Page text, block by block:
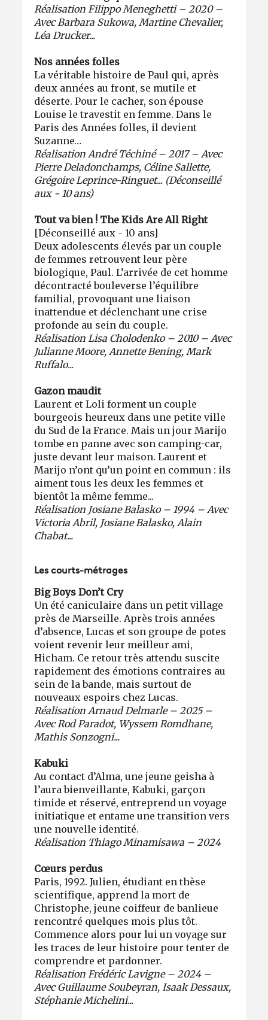
Réalisation Filippo Meneghetti – 2020 –
Avec Barbara Sukowa, Martine Chevalier,
Léa Drucker...
Nos années folles
La véritable histoire de Paul qui, après
deux années au front, se mutile et
déserte. Pour le cacher, son épouse
Louise le travestit en femme. Dans le
Paris des Années folles, il devient
Suzanne…
Réalisation André Téchiné – 2017 – Avec
Pierre Deladonchamps, Céline Sallette,
Grégoire Leprince-Ringuet... (Déconseillé
aux - 10 ans)
Tout va bien ! The Kids Are All Right
[Déconseillé aux - 10 ans]
Deux adolescents élevés par un couple
de femmes retrouvent leur père
biologique, Paul. L’arrivée de cet homme
décontracté bouleverse l’équilibre
familial, provoquant une liaison
inattendue et déclenchant une crise
profonde au sein du couple.
Réalisation Lisa Cholodenko – 2010 – Avec
Julianne Moore, Annette Bening, Mark
Ruffalo...
Gazon maudit
Laurent et Loli forment un couple
bourgeois heureux dans une petite ville
du Sud de la France. Mais un jour Marijo
tombe en panne avec son camping-car,
juste devant leur maison. Laurent et
Marijo n’ont qu’un point en commun : ils
aiment tous les deux les femmes et
bientôt la même femme...
Réalisation Josiane Balasko – 1994 – Avec
Victoria Abril, Josiane Balasko, Alain
Chabat...
Les courts-métrages
Big Boys Don’t Cry
Un été caniculaire dans un petit village
près de Marseille. Après trois années
d’absence, Lucas et son groupe de potes
voient revenir leur meilleur ami,
Hicham. Ce retour très attendu suscite
rapidement des émotions contraires au
sein de la bande, mais surtout de
nouveaux espoirs chez Lucas.
Réalisation Arnaud Delmarle – 2025 –
Avec Rod Paradot, Wyssem Romdhane,
Mathis Sonzogni...
Kabuki
Au contact d’Alma, une jeune geisha à
l’aura bienveillante, Kabuki, garçon
timide et réservé, entreprend un voyage
initiatique et entame une transition vers
une nouvelle identité.
Réalisation Thiago Minamisawa – 2024
Cœurs perdus
Paris, 1992. Julien, étudiant en thèse
scientifique, apprend la mort de
Christophe, jeune coiffeur de banlieue
rencontré quelques mois plus tôt.
Commence alors pour lui un voyage sur
les traces de leur histoire pour tenter de
comprendre et pardonner.
Réalisation Frédéric Lavigne – 2024 –
Avec Guillaume Soubeyran, Isaak Dessaux,
Stéphanie Michelini...